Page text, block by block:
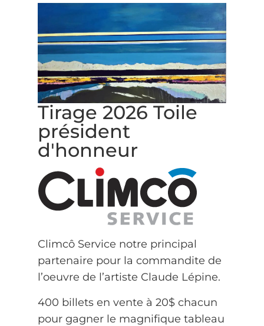
Tirage 2026 Toile
président
d'honneur
Climcô Service notre principal
partenaire pour la commandite de
l’oeuvre de l’artiste Claude Lépine.
400 billets en vente à 20$ chacun
pour gagner le magnifique tableau